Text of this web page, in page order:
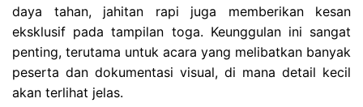
daya tahan, jahitan rapi juga memberikan kesan
eksklusif pada tampilan toga. Keunggulan ini sangat
penting, terutama untuk acara yang melibatkan banyak
peserta dan dokumentasi visual, di mana detail kecil
akan terlihat jelas.